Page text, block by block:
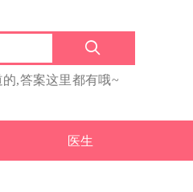
,答案这里都有哦~
医生